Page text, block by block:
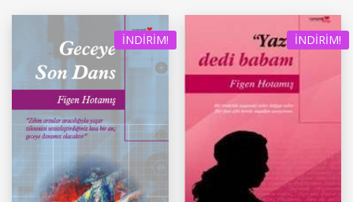
İNDIRIM! İNDIRIM!